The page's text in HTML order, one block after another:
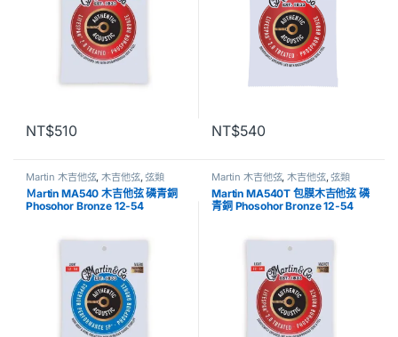
NT$510 NT$540
Martin 木吉他弦,木吉他弦,弦類
Ｍartin MA540 木吉他弦 磷青銅
Phosohor Bronze 12-54
Martin 木吉他弦,木吉他弦,弦類
Martin MA540T 包膜木吉他弦 磷
青銅 Phosohor Bronze 12-54